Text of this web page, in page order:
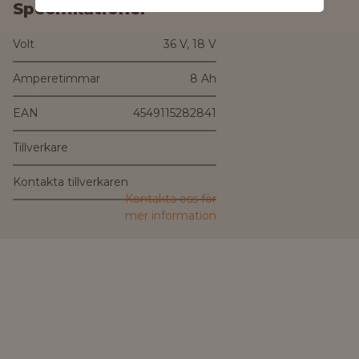
Specifikationer
Volt 36 V, 18 V
Amperetimmar 8 Ah
EAN 4549115282841
Tillverkare
Kontakta tillverkaren
Kontakta oss för
mer information